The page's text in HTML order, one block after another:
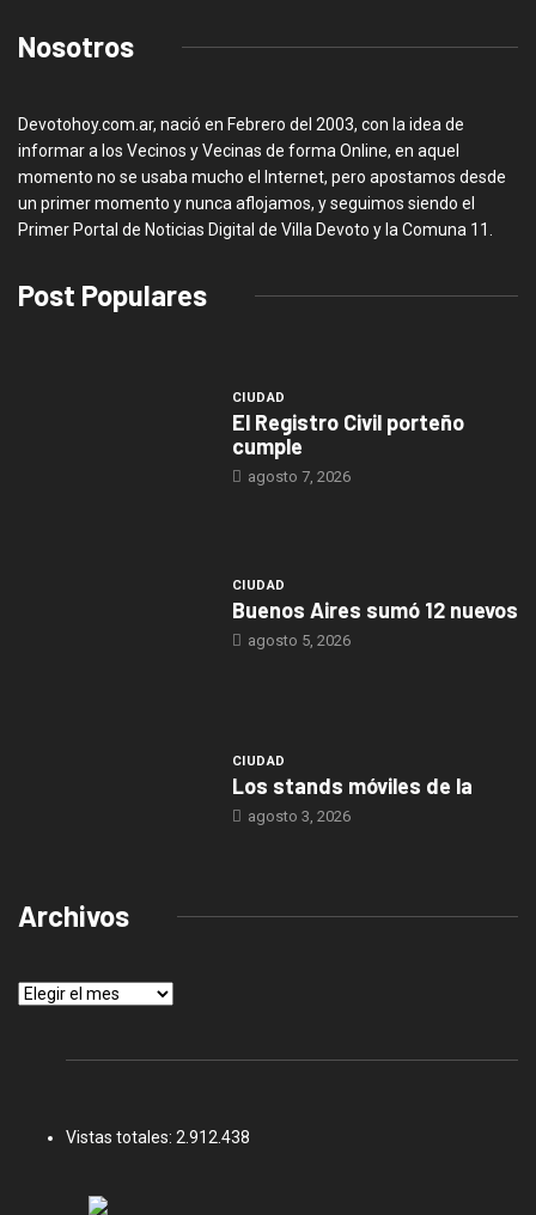
Nosotros
Devotohoy.com.ar, nació en Febrero del 2003, con la idea de
informar a los Vecinos y Vecinas de forma Online, en aquel
momento no se usaba mucho el Internet, pero apostamos desde
un primer momento y nunca aflojamos, y seguimos siendo el
Primer Portal de Noticias Digital de Villa Devoto y la Comuna 11.
Post Populares
CIUDAD
El Registro Civil porteño
cumple
agosto 7, 2026
CIUDAD
Buenos Aires sumó 12 nuevos
agosto 5, 2026
CIUDAD
Los stands móviles de la
agosto 3, 2026
Archivos
Archivos
Vistas totales: 2.912.438